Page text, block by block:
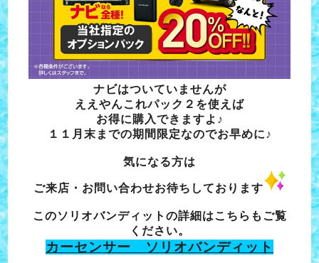
ナビはついていませんが
ええやんこれパック２を使えば
お得に購入できますよ♪
１１月末までの期間限定なのでお早めに♪
気になる方は
ご来店・お問い合わせお待ちしております
このソリオバンディットの詳細はこちらもご覧
ください。
カーセンサー ソリオバンディット